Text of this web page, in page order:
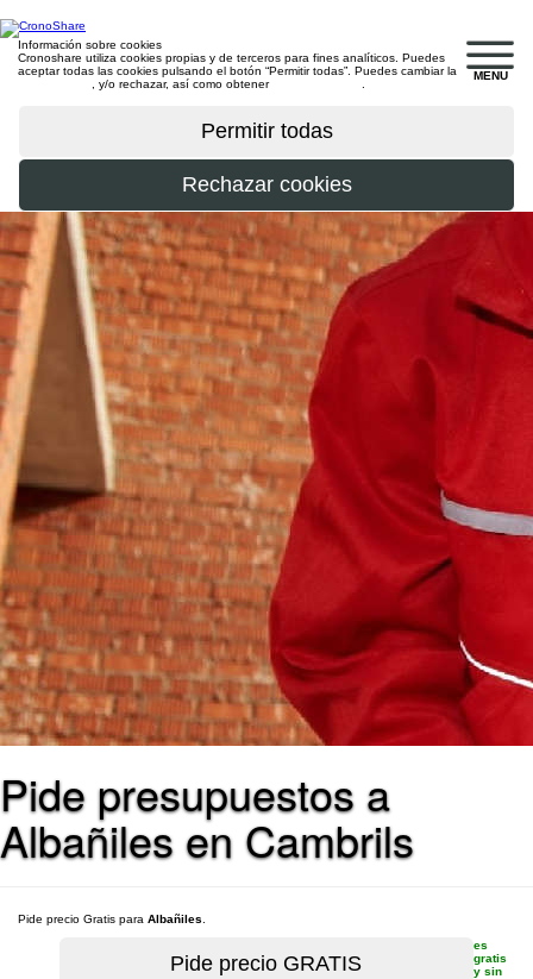
MENU
Información sobre cookies
Cronoshare utiliza cookies propias y de terceros para fines analíticos. Puedes
aceptar todas las cookies pulsando el botón “Permitir todas”. Puedes cambiar la
, y/o rechazar, así como obtener
Pide presupuestos a
Albañiles en Cambrils
Pide precio Gratis para Albañiles
es
gratis
y sin